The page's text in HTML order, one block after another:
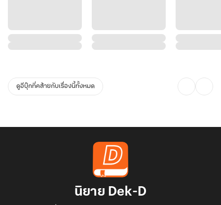
ดูอีบุ๊กที่คล้ายกับเรื่องนี้ทั้งหมด
นิยาย Dek-D